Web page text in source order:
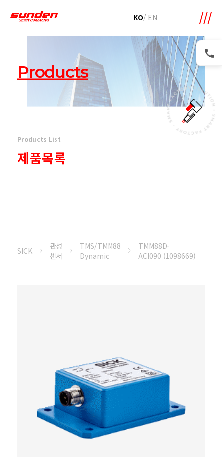
KO/ EN
Products
Products List
제품목록
SICK
관성
센서
TMS/TMM88
Dynamic
TMM88D-
ACI090 (1098669)